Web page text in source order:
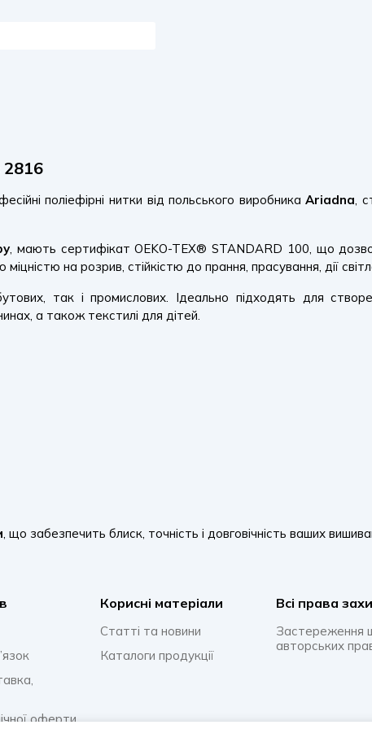
2816
поліефірні нитки від польського виробникаAriadna,
, мають сертифікат OEKO-TEX® STANDARD 100, що
на розрив, стійкістю до прання, прасування, дії
так і промислових. Ідеально підходять для
а також текстилі для дітей.
, що забезпечить блиск, точність і довговічність ваших
оферти
Корисні матеріали
Статті та новини
Каталоги продукції
Всi права
Застереження
авторських